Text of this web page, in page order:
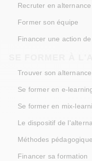
Recruter en alternance
Former son équipe
Financer une action
Trouver son alternance
Se former en e-
Se former en mix-
Le dispositif de
Méthodes
Financer sa formation